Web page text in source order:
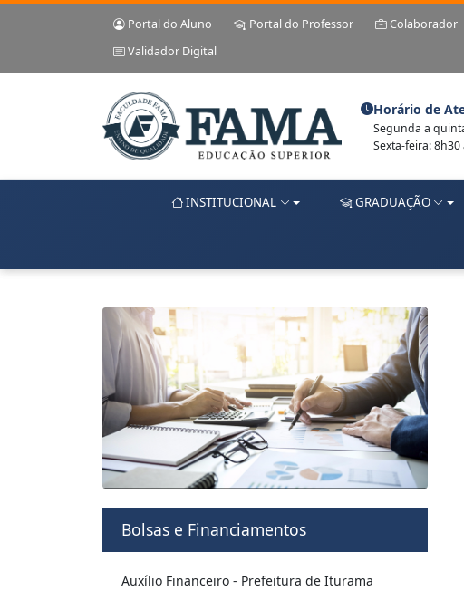
Portal do Aluno Portal do Professor Colaborador
Validador Digital
Horário de
Segunda a
Sexta-feira: 8h30
INSTITUCIONAL GRADUAÇÃO
Bolsas e Financiamentos
Auxílio Financeiro - Prefeitura de Iturama